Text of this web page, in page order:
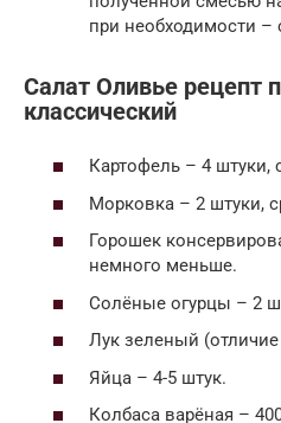
при необходимости –
Салат Оливье рецепт
классический
Картофель – 4 штуки,
Морковка – 2 штуки,
Горошек
немного меньше.
Солёные огурцы – 2
Лук зеленый
Яйца – 4-5 штук.
Колбаса варёная –